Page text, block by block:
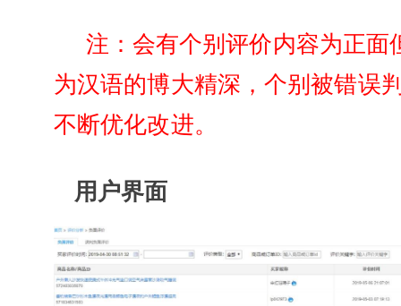
注：会有个别评价内容为正面
为汉语的博大精深，个别被错误
不断优化改进。
用户界面